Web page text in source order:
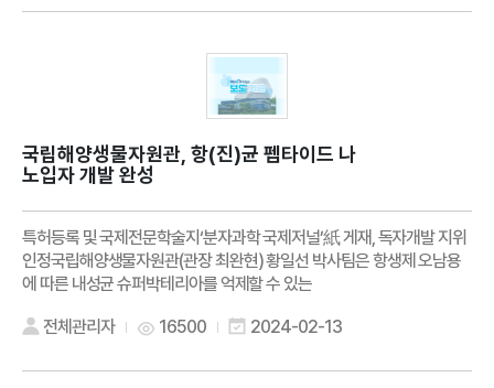
국립해양생물자원관, 항(진)균 펩타이드 나
노입자 개발 완성
특허등록 및 국제전문학술지‘분자과학 국제저널’紙 게재, 독자개발 지위
인정국립해양생물자원관(관장 최완현) 황일선 박사팀은 항생제 오남용
에 따른 내성균 슈퍼박테리아를 억제할 수 있는
전체관리자 16500 2024-02-13